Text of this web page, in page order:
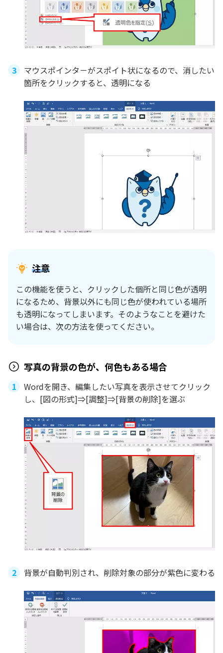
マウスポインタ－がスポイト状になるので、消したい
箇所をクリックすると、透明になる
注意
この機能を使うと、クリックした個所と同じ色が透明
になるため、背景以外にも同じ色が使われている場所
も透明になってしまいます。そのようなことを避けた
い場合は、次の方法を使ってください。
写真の背景の色が、何色もある場合
Wordを開き、編集したい写真を表示させてクリック
し、[図の形式]⇒[調整]⇒[背景の削除]を選ぶ
背景が自動判別され、削除対象の部分が紫色に変わる